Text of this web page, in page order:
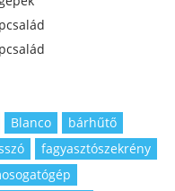
Blanco
bárhűtő
fagyasztószekrény